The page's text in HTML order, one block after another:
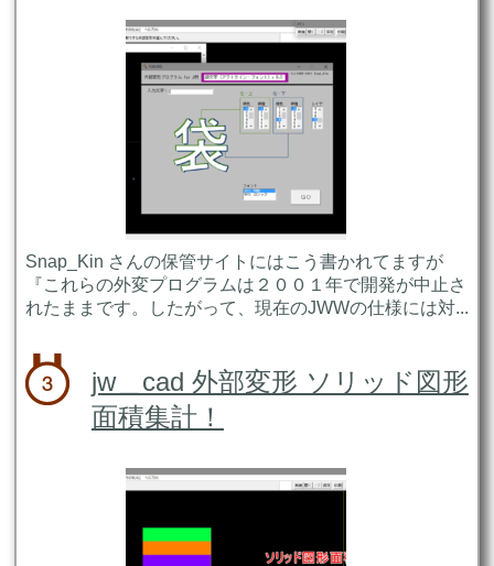
Snap_Kin さんの保管サイトにはこう書かれてますが
『これらの外変プログラムは２００１年で開発が中止さ
れたままです。したがって、現在のJWWの仕様には対...
jw＿cad 外部変形 ソリッド図形
面積集計！